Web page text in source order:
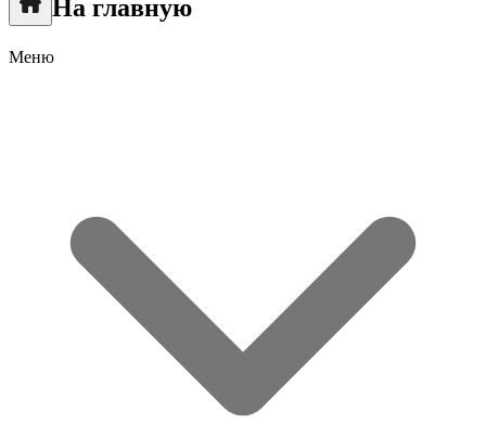
На главную
Меню